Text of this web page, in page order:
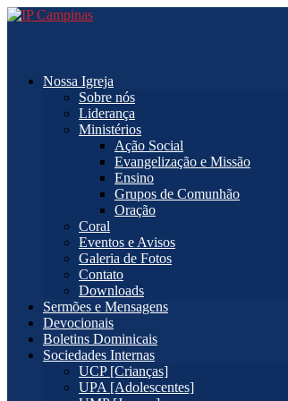
Nossa Igreja
Sobre nós
Liderança
Ministérios
Ação Social
Evangelização e Missão
Ensino
Grupos de Comunhão
Oração
Coral
Eventos e Avisos
Galeria de Fotos
Contato
Downloads
Sermões e Mensagens
Devocionais
Boletins Dominicais
Sociedades Internas
UCP [Crianças]
UPA [Adolescentes]